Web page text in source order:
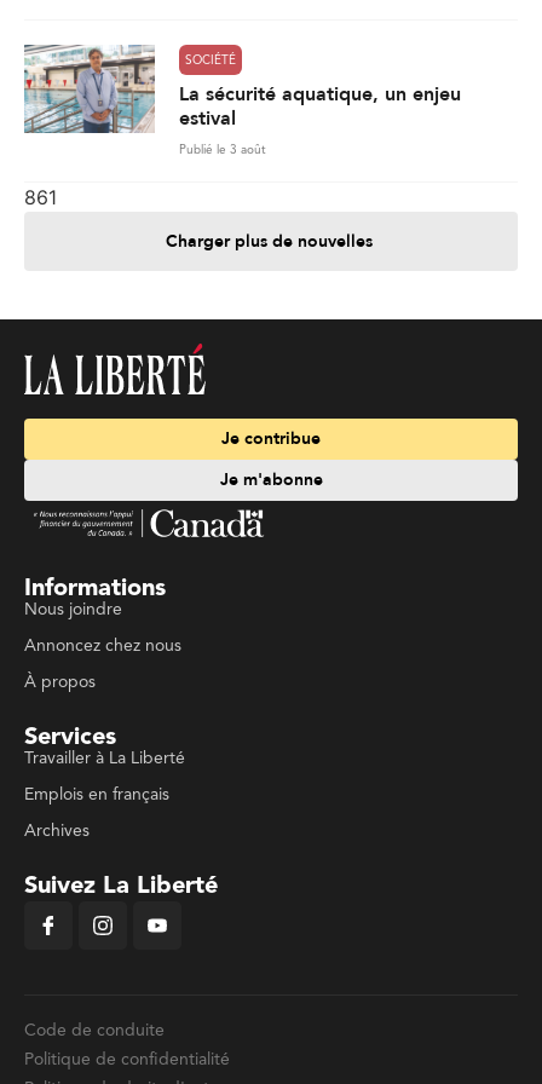
SOCIÉTÉ
La sécurité aquatique, un enjeu
estival
Publié le 3 août
861
Charger plus de nouvelles
Je contribue
Je m'abonne
Informations
Nous joindre
Annoncez chez nous
À propos
Services
Travailler à La Liberté
Emplois en français
Archives
Suivez La Liberté
Code de conduite
Politique de confidentialité